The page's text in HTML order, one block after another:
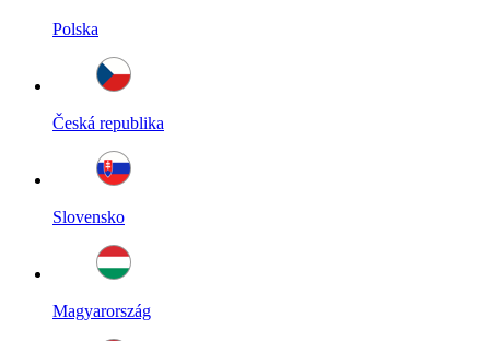
Polska
Česká republika
Slovensko
Magyarország